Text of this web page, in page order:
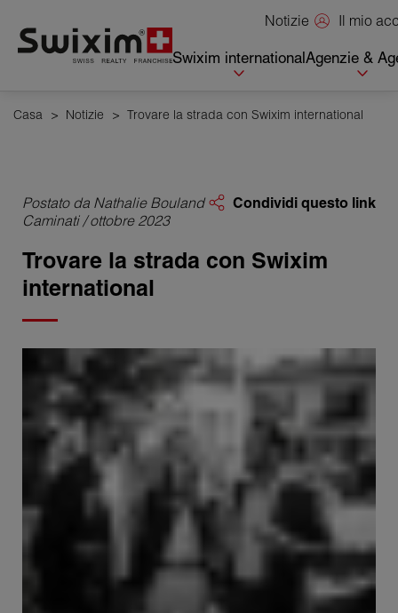
Notizie Il mio
Swixim internationalAgenzie &
Casa > Notizie > Trovare la strada con Swixim international
Condividi questo link
Postato da Nathalie Bouland
Caminati / ottobre 2023
Trovare la strada con Swixim
international